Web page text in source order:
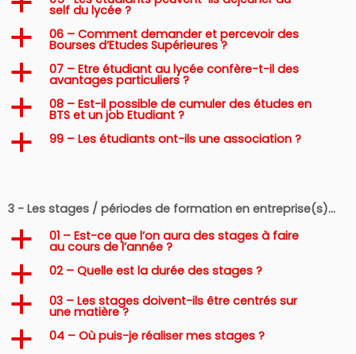
self du lycée ?
a 06 – Comment demander et percevoir des
Bourses d’Etudes Supérieures ?
a 07 – Etre étudiant au lycée confère-t-il des
avantages particuliers ?
a 08 – Est-il possible de cumuler des études en
BTS et un job Etudiant ?
a 99 – Les étudiants ont-ils une association ?
3 - Les stages / périodes de formation en entreprise(s)…
a 01 – Est-ce que l’on aura des stages à faire
au cours de l’année ?
a 02 – Quelle est la durée des stages ?
a 03 – Les stages doivent-ils être centrés sur
une matière ?
a 04 – Où puis-je réaliser mes stages ?